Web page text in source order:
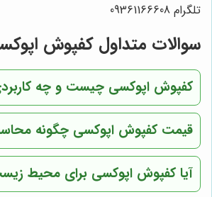
تلگرام 09361166608
سوالات متداول کفپوش
کفپوش اپوکسی چیست و چه
قیمت کفپوش اپوکسی چگونه
آیا کفپوش اپوکسی برای محیط